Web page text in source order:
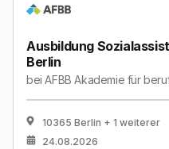
Ausbildung
Berlin
beiAFBB Akademie für
10365 Berlin + 1 weiterer
24.08.2026